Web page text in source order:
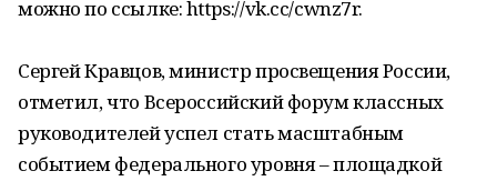
можно по ссылке: https://vk.cc/cwnz7r.
Сергей Кравцов, министр просвещения России,
отметил, что Всероссийский форум классных
руководителей успел стать масштабным
событием федерального уровня – площадкой